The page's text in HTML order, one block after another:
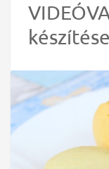
készítése